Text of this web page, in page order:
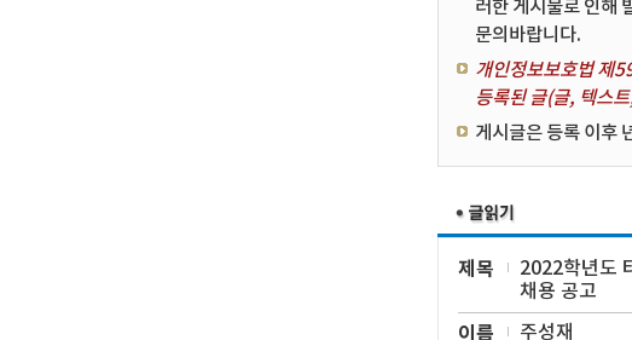
러한 게시물로 인해
문의바랍니다.
개인정보보호법 제
등록된 글(글, 텍스
게시글은 등록 이후
제목
2022학년도
채용 공고
이름 주성재